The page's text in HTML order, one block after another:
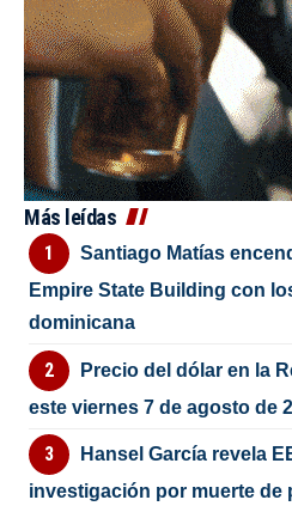
Más leídas
Santiago Matías
Empire State Building con
dominicana
Precio del dólar en la
este viernes 7 de agosto de
Hansel García revela
investigación por muerte de